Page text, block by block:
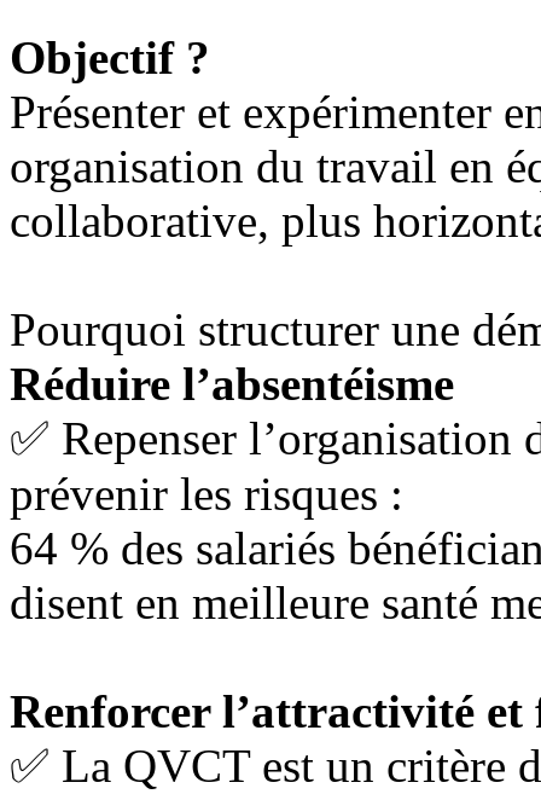
Objectif ?
Présenter et expérimenter
organisation du travail en
collaborative, plus
Pourquoi structurer une
Réduire l’absentéisme
✅ Repenser
prévenir les risques :
64 % des salariés
disent en meilleure santé
Renforcer l’attractivité et
✅ La QVCT est un critère